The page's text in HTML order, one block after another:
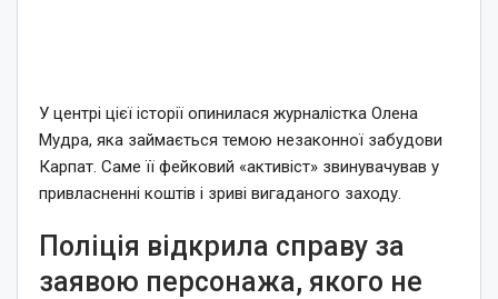
У центрі цієї історії опинилася журналістка Олена
Мудра, яка займається темою незаконної забудови
Карпат. Саме її фейковий «активіст» звинувачував у
привласненні коштів і зриві вигаданого заходу.
Поліція відкрила справу за
заявою персонажа, якого не